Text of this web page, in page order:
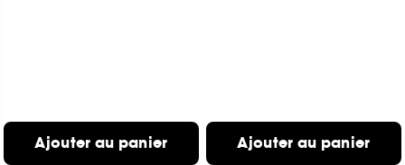
Ajouter au panier Ajouter au panier